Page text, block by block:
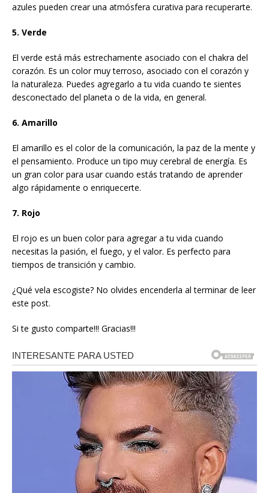
azules pueden crear una atmósfera curativa para recuperarte.
5. Verde
El verde está más estrechamente asociado con el chakra del
corazón. Es un color muy terroso, asociado con el corazón y
la naturaleza. Puedes agregarlo a tu vida cuando te sientes
desconectado del planeta o de la vida, en general.
6. Amarillo
El amarillo es el color de la comunicación, la paz de la mente y
el pensamiento. Produce un tipo muy cerebral de energía. Es
un gran color para usar cuando estás tratando de aprender
algo rápidamente o enriquecerte.
7. Rojo
El rojo es un buen color para agregar a tu vida cuando
necesitas la pasión, el fuego, y el valor. Es perfecto para
tiempos de transición y cambio.
¿Qué vela escogiste? No olvides encenderla al terminar de leer
este post.
Si te gusto comparte!!! Gracias!!!